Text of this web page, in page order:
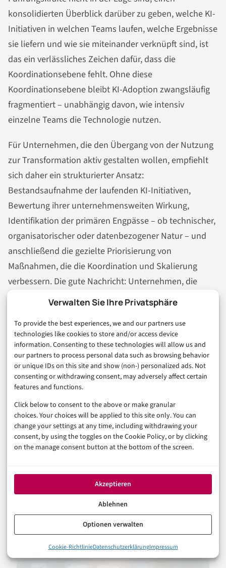
Verwalten Sie Ihre Privatsphäre
To provide the best experiences, we and our partners use
technologies like cookies to store and/or access device
information. Consenting to these technologies will allow us and
our partners to process personal data such as browsing behavior
or unique IDs on this site and show (non-) personalized ads. Not
consenting or withdrawing consent, may adversely affect certain
features and functions.
Click below to consent to the above or make granular
choices. Your choices will be applied to this site only. You can
change your settings at any time, including withdrawing your
consent, by using the toggles on the Cookie Policy, or by clicking
on the manage consent button at the bottom of the screen.
Akzeptieren
Ablehnen
Optionen verwalten
Cookie-RichtlinieDatenschutzerklärungImpressum
konsolidierten Überblick darüber zu geben, welche KI-
Initiativen in welchen Teams laufen, welche Ergebnisse
sie liefern und wie sie miteinander verknüpft sind, ist
das ein verlässliches Zeichen dafür, dass die
Koordinationsebene fehlt. Ohne diese
Koordinationsebene bleibt KI-Adoption zwangsläufig
fragmentiert – unabhängig davon, wie intensiv
einzelne Teams die Technologie nutzen.
Für Unternehmen, die den Übergang von der Nutzung
zur Transformation aktiv gestalten wollen, empfiehlt
sich daher ein strukturierter Ansatz:
Bestandsaufnahme der laufenden KI-Initiativen,
Bewertung ihrer unternehmensweiten Wirkung,
Identifikation der primären Engpässe – ob technischer,
organisatorischer oder datenbezogener Natur – und
anschließend die gezielte Priorisierung von
Maßnahmen, die die Koordination und Skalierung
verbessern. Die gute Nachricht: Unternehmen, die
diese Fragen jetzt stellen und beantworten, haben
schlechte Nachricht: Das Zeitfenster schließt sich. Wer
die breite KI-Nutzung im eigenen Unternehmen als
Beweis für Transformation interpretiert, sitzt einer
Illusion auf – und die wird teuer. Der vollständige
Report steht zumkostenfreien Download auf der
Publicis-Sapient-Websitezur Verfügung und liefert
detaillierte Aufschlüsselungen nach Märkten,
Branchen und Unternehmensgrößen.
Wenn KI-Nutzung zur Selbsttäuschung wird